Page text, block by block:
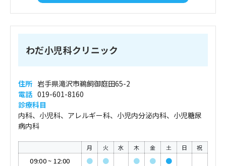
わだ小児科クリニック
住所 岩手県滝沢市鵜飼御庭田65-2
電話 019-601-8160
診療科目
内科、小児科、アレルギー科、小児内分泌内科、小児糖尿
病内科
月 火 水 木 金 土 日 祝
09:00~ 12:00 ● ● ● ●
●